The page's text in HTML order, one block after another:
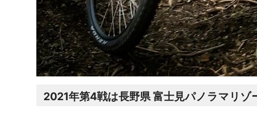
2021年第4戦は長野県 富士見パノラマリゾ